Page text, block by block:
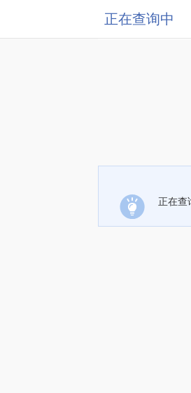
正在查询中
正在查